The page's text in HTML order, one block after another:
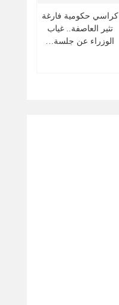
كراسي حكومية فارغة
تثير العاصفة.. غياب
الوزراء عن جلسة…